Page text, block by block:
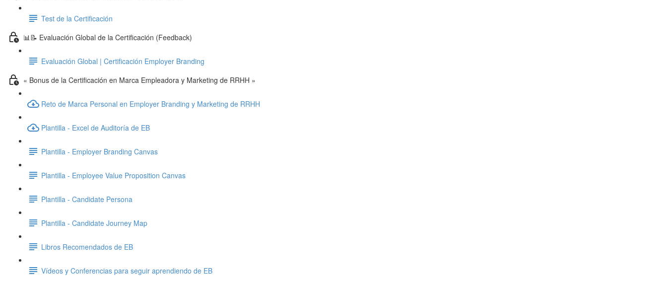
Test de la Certificación
📊📝 Evaluación Global de la Certificación (Feedback)
Evaluación Global | Certificación Employer Branding
« Bonus de la Certificación en Marca Empleadora y Marketing de RRHH »
Reto de Marca Personal en Employer Branding y Marketing de RRHH
Plantilla - Excel de Auditoría de EB
Plantilla - Employer Branding Canvas
Plantilla - Employee Value Proposition Canvas
Plantilla - Candidate Persona
Plantilla - Candidate Journey Map
Libros Recomendados de EB
Vídeos y Conferencias para seguir aprendiendo de EB